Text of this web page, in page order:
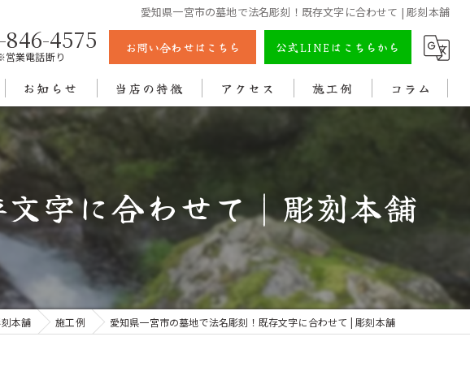
愛知県一宮市の墓地で法名彫刻！既存文字に合わせて | 彫刻本舗
846-4575
営業電話断り
お問い合わせはこちら 公式LINEはこちらから
お知らせ 当店の特徴
法名
クリーニング
アクセス 施工例 コラム
字に合わせて | 彫刻本舗
本舗 施工例 愛知県一宮市の墓地で法名彫刻！既存文字に合わせて | 彫刻本舗